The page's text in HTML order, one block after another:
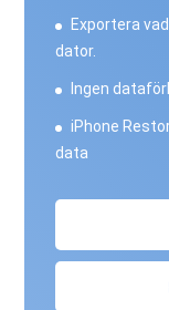
Exportera
dator.
Ingen
iPhone
data